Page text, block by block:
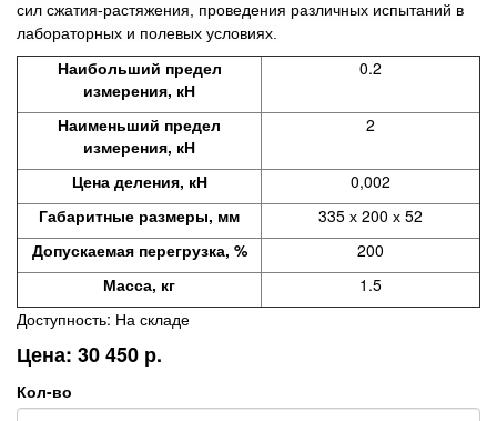
сил сжатия-растяжения, проведения различных испытаний в
лабораторных и полевых условиях.
Наибольший предел
измерения, кН
0.2
Наименьший предел
измерения, кН
2
Цена деления, кН
0,002
Габаритные размеры, мм
335 х 200 х 52
Допускаемая перегрузка, %
200
Масса, кг
1.5
Доступность: На складе
Цена: 30 450 р.
Кол-во